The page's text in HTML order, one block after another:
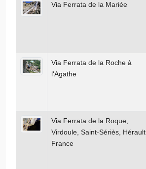
Via Ferrata de la Mariée
Via Ferrata de la Roche à
l'Agathe
Via Ferrata de la Roque,
Virdoule, Saint-Sériès, Hérault,
France